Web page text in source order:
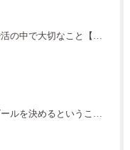
和歌山で婚活を！婚活の中で大切なこと【結の会】
和歌山で婚活を！ゴールを決めるということ【結の会】